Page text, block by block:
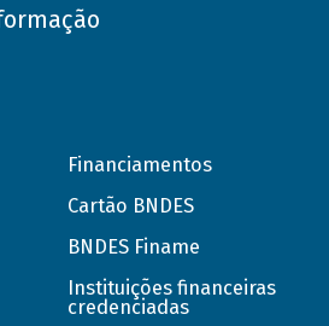
Financiamentos
Cartão BNDES
BNDES Finame
Instituições financeiras
credenciadas